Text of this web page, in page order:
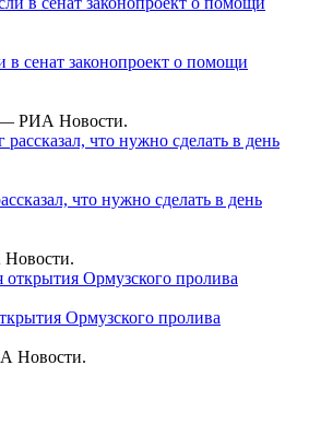
сенат законопроект о помощи
— РИА Новости.
что нужно сделать в день
Ормузского пролива
Новости.